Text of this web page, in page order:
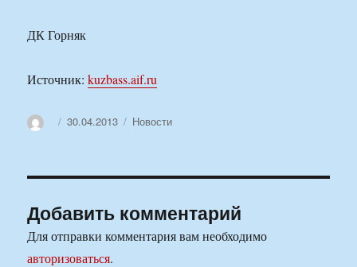
ДК Горняк
Источник:kuzbass.aif.ru
АвторОпубликовано
30.04.2013 Рубрики
Новости
Добавить комментарий
Для отправки комментария вам необходимо
авторизоваться.